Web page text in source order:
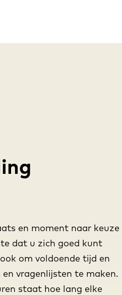
en moment naar keuze
dat u zich goed kunt
om voldoende tijd en
vragenlijsten te maken.
staat hoe lang elke